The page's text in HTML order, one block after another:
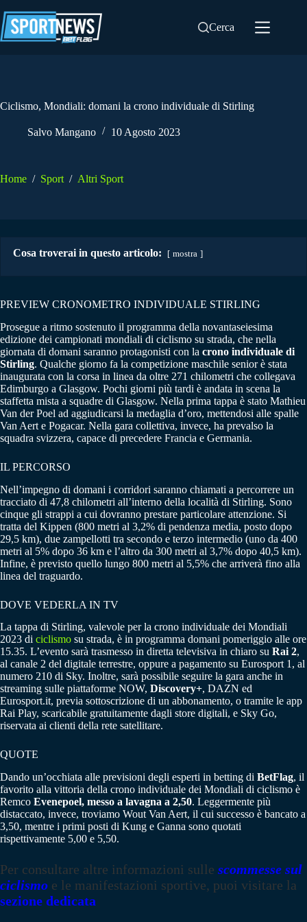
al
contenuto
Cerca
Ciclismo, Mondiali: domani la crono individuale di Stirling
Salvo Mangano 10 Agosto 2023
Home / Sport / Altri Sport
Cosa troverai in questo articolo: mostra
PREVIEW CRONOMETRO INDIVIDUALE STIRLING
Prosegue a ritmo sostenuto il programma della novantaseiesima
edizione dei campionati mondiali di ciclismo su strada, che nella
giornata di domani saranno protagonisti con la crono individuale di
Stirling. Qualche giorno fa la competizione maschile senior è stata
inaugurata con la corsa in linea da oltre 271 chilometri che collegava
Edimburgo a Glasgow. Pochi giorni più tardi è andata in scena la
staffetta mista a squadre di Glasgow. Nella prima tappa è stato Mathieu
Van der Poel ad aggiudicarsi la medaglia d’oro, mettendosi alle spalle
Van Aert e Pogacar. Nella gara collettiva, invece, ha prevalso la
squadra svizzera, capace di precedere Francia e Germania.
IL PERCORSO
Nell’impegno di domani i corridori saranno chiamati a percorrere un
tracciato di 47,8 chilometri all’interno della località di Stirling. Sono
cinque gli strappi a cui dovranno prestare particolare attenzione. Si
tratta del Kippen (800 metri al 3,2% di pendenza media, posto dopo
29,5 km), due zampellotti tra secondo e terzo intermedio (uno da 400
metri al 5% dopo 36 km e l’altro da 300 metri al 3,7% dopo 40,5 km).
Infine, è previsto quello lungo 800 metri al 5,5% che arriverà fino alla
linea del traguardo.
DOVE VEDERLA IN TV
La tappa di Stirling, valevole per la crono individuale dei Mondiali
2023 di ciclismo su strada, è in programma domani pomeriggio alle ore
15.35. L’evento sarà trasmesso in diretta televisiva in chiaro su Rai 2,
al canale 2 del digitale terrestre, oppure a pagamento su Eurosport 1, al
numero 210 di Sky. Inoltre, sarà possibile seguire la gara anche in
streaming sulle piattaforme NOW, Discovery+, DAZN ed
Eurosport.it, previa sottoscrizione di un abbonamento, o tramite le app
Rai Play, scaricabile gratuitamente dagli store digitali, e Sky Go,
riservata ai clienti della rete satellitare.
QUOTE
Dando un’occhiata alle previsioni degli esperti in betting di BetFlag, il
favorito alla vittoria della crono individuale dei Mondiali di ciclismo è
Remco Evenepoel, messo a lavagna a 2,50. Leggermente più
distaccato, invece, troviamo Wout Van Aert, il cui successo è bancato a
3,50, mentre i primi posti di Kung e Ganna sono quotati
rispettivamente 5,00 e 5,50.
Per consultare altre informazioni sulle scommesse sul
ciclismo e le manifestazioni sportive, puoi visitare la
sezione dedicata